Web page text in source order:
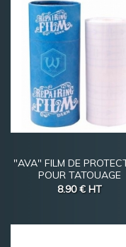
"AVA" FILM DE
POUR TATOUAGE
8.90 € HT